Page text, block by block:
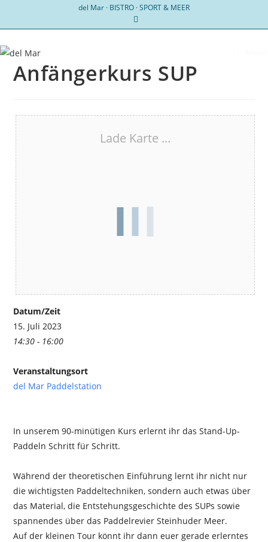
del Mar · BISTRO · SPORT & MEER
Anfängerkurs SUP
Lade Karte ...
Datum/Zeit
15. Juli 2023
14:30 - 16:00
Veranstaltungsort
del Mar Paddelstation
In unserem 90-minütigen Kurs erlernt ihr das Stand-Up-
Paddeln Schritt für Schritt.
Während der theoretischen Einführung lernt ihr nicht nur
die wichtigsten Paddeltechniken, sondern auch etwas über
das Material, die Entstehungsgeschichte des SUPs sowie
spannendes über das Paddelrevier Steinhuder Meer.
Auf der kleinen Tour könnt ihr dann euer gerade erlerntes